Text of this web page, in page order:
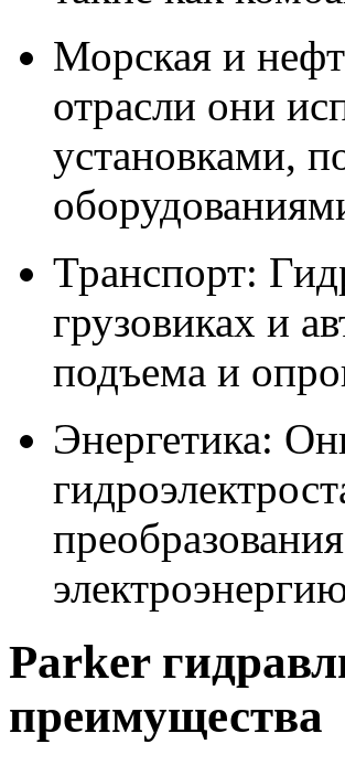
Морская и
отрасли они
установками,
Транспорт:
грузовиках и
подъема и
Энергетика:
Parker
преимущества